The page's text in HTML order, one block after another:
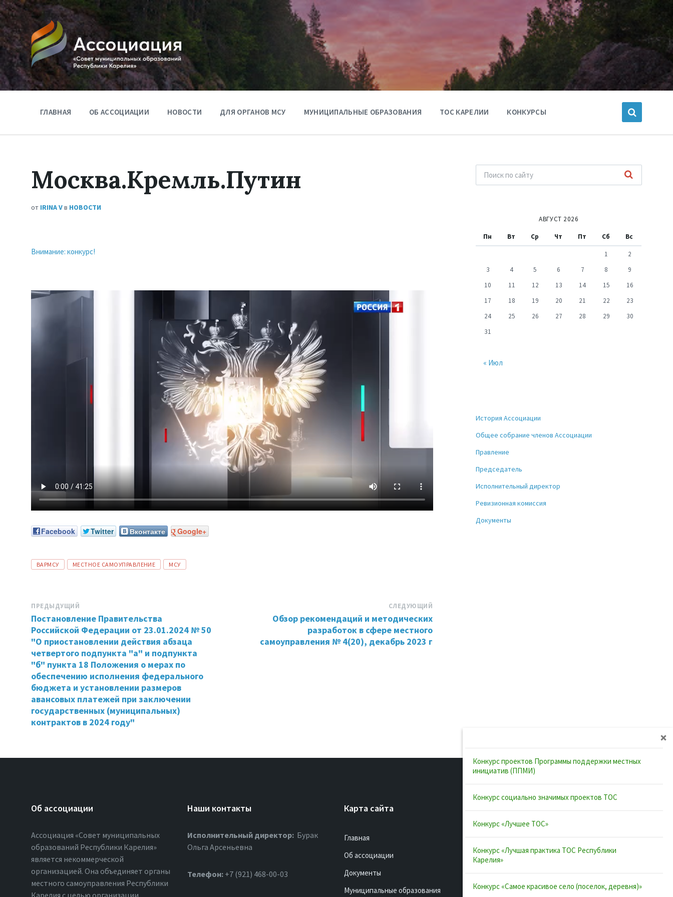
ГЛАВНАЯ ОБ АССОЦИАЦИИ НОВОСТИ ДЛЯ ОРГАНОВ МСУ МУНИЦИПАЛЬНЫЕ ОБРАЗОВАНИЯ ТОС КАРЕЛИИ КОНКУРСЫ
Москва.Кремль.Путин
от IRINA Vв НОВОСТИ
Внимание: конкурс!
Facebook Twitter Вконтакте Google+
ТЕГИ:
ВАРМСУ МЕСТНОЕ САМОУПРАВЛЕНИЕ МСУ
ПРЕДЫДУЩИЙ
Постановление Правительства
Российской Федерации от 23.01.2024 № 50
"О приостановлении действия абзаца
четвертого подпункта "а" и подпункта
"б" пункта 18 Положения о мерах по
обеспечению исполнения федерального
бюджета и установлении размеров
авансовых платежей при заключении
государственных (муниципальных)
контрактов в 2024 году"
СЛЕДУЮЩИЙ
Обзор рекомендаций и методических
разработок в сфере местного
самоуправления № 4(20), декабрь 2023 г
АВГУСТ 2026
Пн Вт Ср Чт Пт Сб Вс
1
2
3
4 5 6 7 8
9
10
11 12 13 14 15
16
17
18 19 20 21 22
23
24
25 26 27 28 29
30
31
« Июл
История Ассоциации
Общее собрание членов Ассоциации
Правление
Председатель
Исполнительный директор
Ревизионная комиссия
Документы
Об ассоциации
Ассоциация «Совет муниципальных
образований Республики Карелия»
является некоммерческой
организацией. Она объединяет органы
местного самоуправления Республики
Карелия с целью организации
Наши контакты
Исполнительный директор: Бурак
Ольга Арсеньевна
Телефон: +7 (921) 468-00-03
Карта сайта
Главная
Об ассоциации
Документы
Муниципальные образования
Полезные ссылки
Интернет-портал Республики
Карелия
Инициативы Карелии
Комфортная городская среда в
Карелии
Конкурс проектов Программы поддержки местных
инициатив (ППМИ)
Конкурс социально значимых проектов ТОС
Конкурс «Лучшее ТОС»
Конкурс «Лучшая практика ТОС Республики
Карелия»
Конкурс «Самое красивое село (поселок, деревня)»